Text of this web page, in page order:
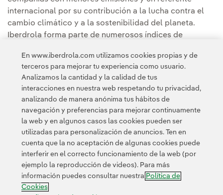
internacional por su contribución a la lucha contra el
cambio climático y a la sostenibilidad del planeta.
Iberdrola forma parte de numerosos índices de
Sustainability Index y FTSE 4Good, y es considerada
una de las eléctricas más sostenibles del mundo.
Contacta Política de Privacidad Información legal
Política de cookies Configuración de cookies Accesibilidad
Canal de denuncias
En www.iberdrola.com utilizamos cookies propias y de
terceros para mejorar tu experiencia como usuario.
Analizamos la cantidad y la calidad de tus
interacciones en nuestra web respetando tu privacidad,
analizando de manera anónima tus hábitos de
navegación y preferencias para mejorar continuamente
la web y en algunos casos las cookies pueden ser
utilizadas para personalización de anuncios. Ten en
cuenta que la no aceptación de algunas cookies puede
interferir en el correcto funcionamiento de la web (por
ejemplo la reproducción de videos). Para más
información puedes consultar nuestra Política de
Cookies